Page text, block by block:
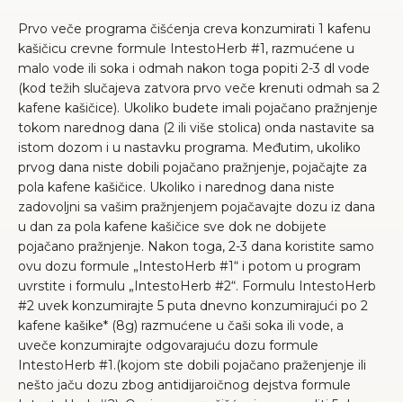
Prvo veče programa čišćenja creva konzumirati 1 kafenu
kašičicu crevne formule IntestoHerb #1, razmućene u
malo vode ili soka i odmah nakon toga popiti 2-3 dl vode
(kod težih slučajeva zatvora prvo veče krenuti odmah sa 2
kafene kašičice). Ukoliko budete imali pojačano pražnjenje
tokom narednog dana (2 ili više stolica) onda nastavite sa
istom dozom i u nastavku programa. Međutim, ukoliko
prvog dana niste dobili pojačano pražnjenje, pojačajte za
pola kafene kašičice. Ukoliko i narednog dana niste
zadovoljni sa vašim pražnjenjem pojačavajte dozu iz dana
u dan za pola kafene kašičice sve dok ne dobijete
pojačano pražnjenje. Nakon toga, 2-3 dana koristite samo
ovu dozu formule „IntestoHerb #1“ i potom u program
uvrstite i formulu „IntestoHerb #2“. Formulu IntestoHerb
#2 uvek konzumirajte 5 puta dnevno konzumirajući po 2
kafene kašike* (8g) razmućene u čaši soka ili vode, a
uveče konzumirajte odgovarajuću dozu formule
IntestoHerb #1.(kojom ste dobili pojačano praženjenje ili
nešto jaču dozu zbog antidijaroičnog dejstva formule